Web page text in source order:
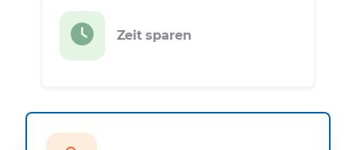
Zeit sparen